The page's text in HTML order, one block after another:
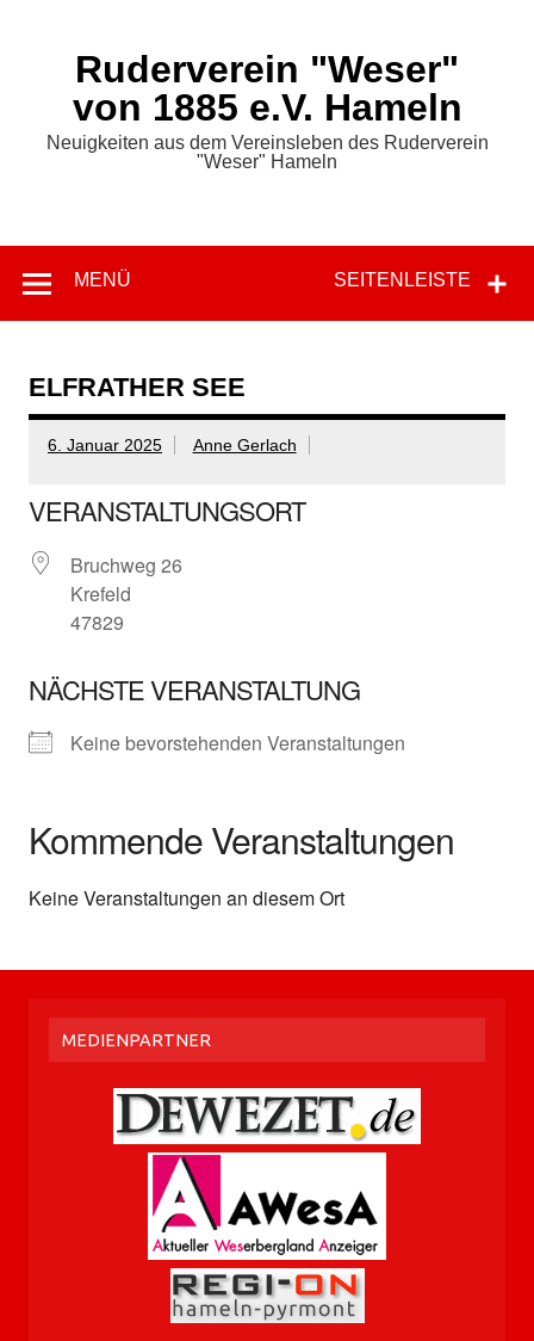
Ruderverein "Weser"
von 1885 e.V. Hameln
Neuigkeiten aus dem Vereinsleben des Ruderverein
"Weser" Hameln
SEITENLEISTE
MENÜ
ELFRATHER SEE
6. Januar 2025 Anne Gerlach
VERANSTALTUNGSORT
Bruchweg 26
Krefeld
47829
NÄCHSTE VERANSTALTUNG
Keine bevorstehenden Veranstaltungen
Kommende Veranstaltungen
Keine Veranstaltungen an diesem Ort
MEDIENPARTNER